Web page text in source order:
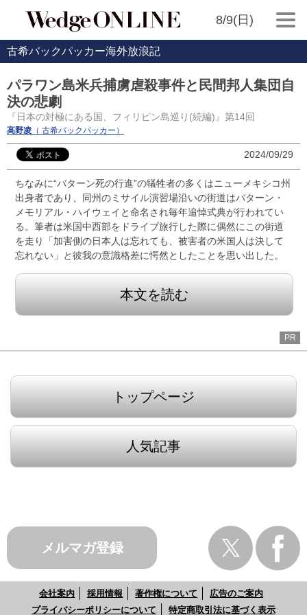
8/9(日)
古希バックパッカー海外放浪記
パラワン島米兵捕虜虐殺事件と民間邦人集団自
決の悲劇
『日本の対極にある国、フィリピン島巡り(続編)』第14回
高野凌 （ 古希バックパッカー）
2024/09/29
ちなみに“バターン死の行進”の犠牲者の多くはニューメキシコ州
出身者であり、同州のミサイル演習場沿いの街道はバターン・
メモリアル・ハイウェイと命名され毎年追悼式典が行われてい
る。筆者は米国中西部をドライブ旅行した際に偶然にこの街道
を走り「加害側の日本人は忘れても、被害者の米国人は決して
忘れない」と彼我の意識格差に愕然としたことを思い出した。
本文を読む
PR
トップページ
人気記事
メルマガ登録
会社案内 採用情報 著作権について
広告のご案内
プライバシーポリシーについて
特定商取引法に基づく表示